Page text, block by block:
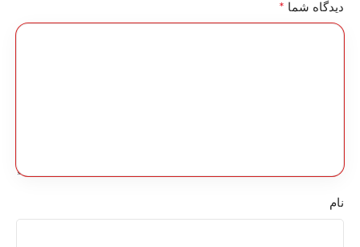
دیدگاه شما *
نام